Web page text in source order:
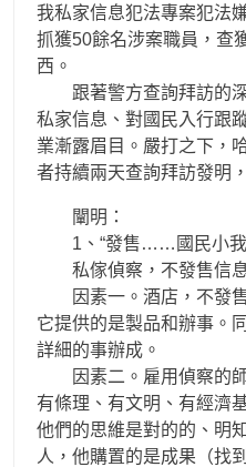
我私家信息犯法專案犯法
抓獲50餘名涉案職員，查
西。
跟著警方查詢拜訪的深
私家信息、對國民入行跟
業漸露眉目。嚴打之下，
者持續兩天查詢拜訪發明
闡明：
1、“發售……國民小我
私傢偵察，不發售信息
因素一。酒店，不發售
它提供的是製品和辦事。
詳細的事辦成。
因素二。雇用偵察的師
有條理、有文明、有經濟
他們的思維是對的的、明
人，他購置的是成果（找